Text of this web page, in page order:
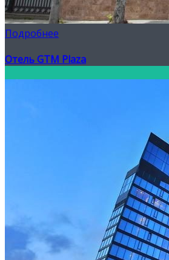
Подробнее
Отель GTM Plaza